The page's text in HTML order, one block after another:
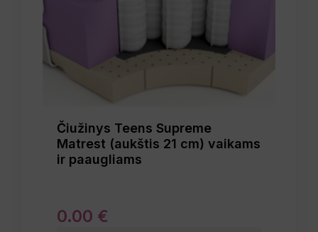
Čiužinys Teens Supreme
Matrest (aukštis 21 cm) vaikams
ir paaugliams
0.00 €